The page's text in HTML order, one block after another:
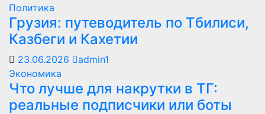
Политика
Грузия: путеводитель по Тбилиси,
Казбеги и Кахетии
23.06.2026
admin1
Экономика
Что лучше для накрутки в ТГ:
реальные подписчики или боты